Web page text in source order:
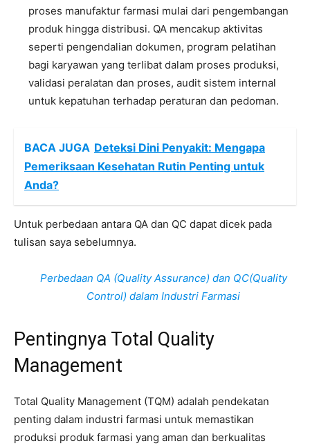
proses manufaktur farmasi mulai dari pengembangan
produk hingga distribusi. QA mencakup aktivitas
seperti pengendalian dokumen, program pelatihan
bagi karyawan yang terlibat dalam proses produksi,
validasi peralatan dan proses, audit sistem internal
untuk kepatuhan terhadap peraturan dan pedoman.
BACA JUGA Deteksi Dini Penyakit: Mengapa
Pemeriksaan Kesehatan Rutin Penting untuk
Anda?
Untuk perbedaan antara QA dan QC dapat dicek pada
tulisan saya sebelumnya.
Perbedaan QA (Quality Assurance) dan QC(Quality
Control) dalam Industri Farmasi
Pentingnya Total Quality
Management
Total Quality Management (TQM) adalah pendekatan
penting dalam industri farmasi untuk memastikan
produksi produk farmasi yang aman dan berkualitas